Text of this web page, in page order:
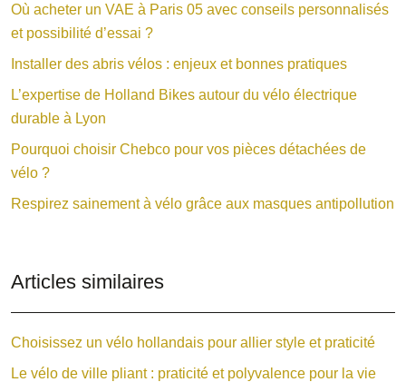
Où acheter un VAE à Paris 05 avec conseils personnalisés
et possibilité d’essai ?
Installer des abris vélos : enjeux et bonnes pratiques
L’expertise de Holland Bikes autour du vélo électrique
durable à Lyon
Pourquoi choisir Chebco pour vos pièces détachées de
vélo ?
Respirez sainement à vélo grâce aux masques antipollution
Articles similaires
Choisissez un vélo hollandais pour allier style et praticité
Le vélo de ville pliant : praticité et polyvalence pour la vie